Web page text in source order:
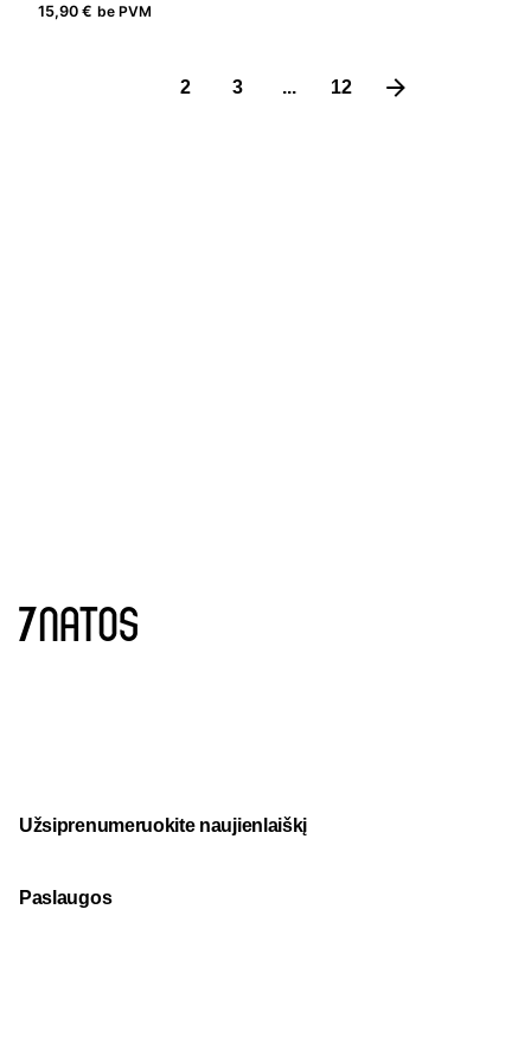
15,90 € be PVM
2 3 ... 12
Užsiprenumeruokite naujienlaiškį
Paslaugos